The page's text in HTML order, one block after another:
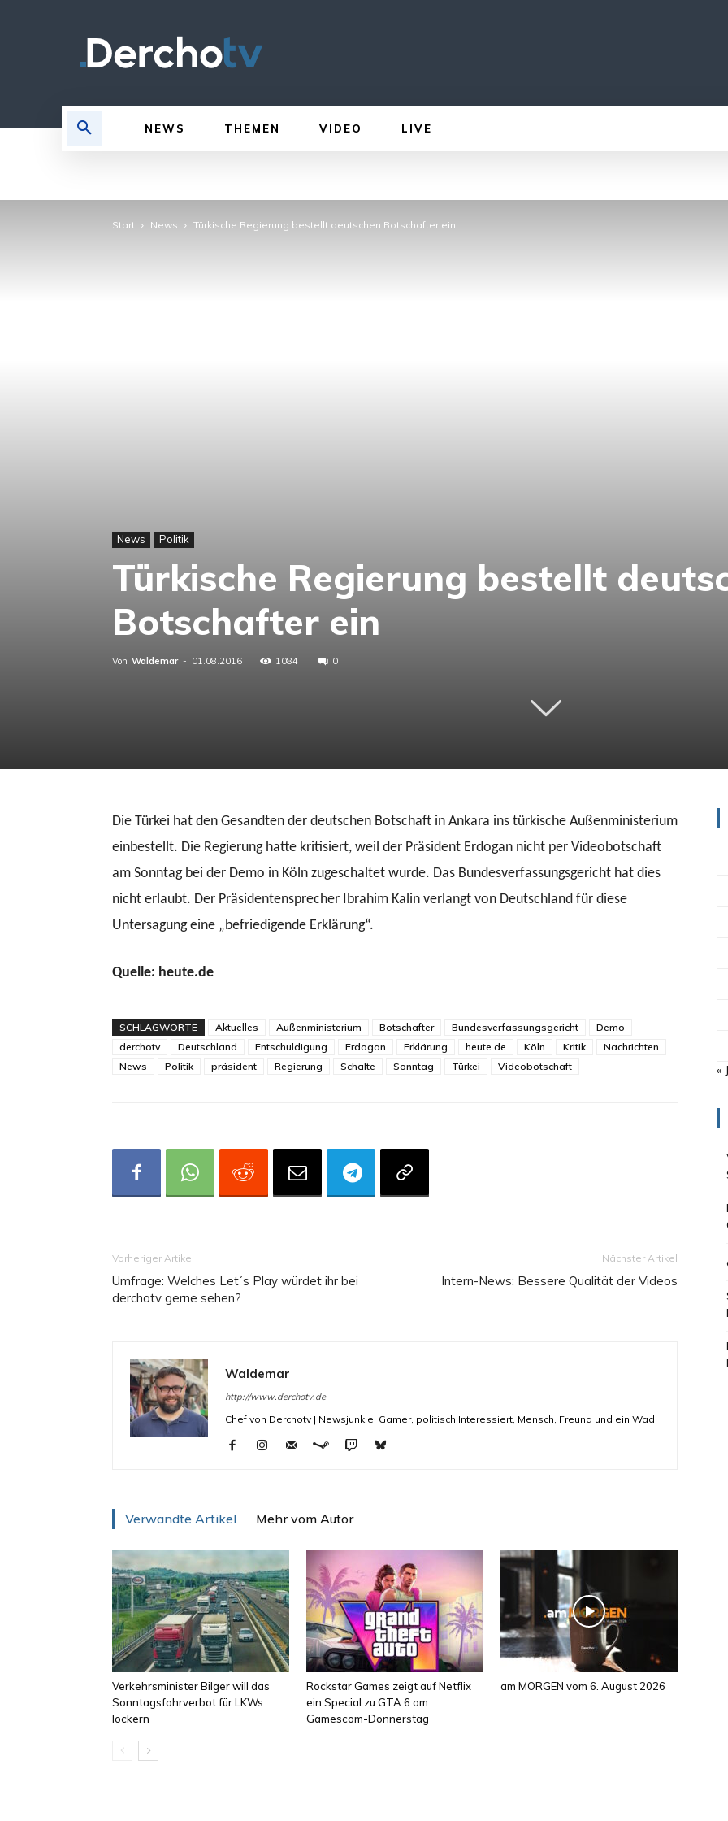
NEWS THEMEN VIDEO LIVE
Start News Türkische Regierung bestellt deutschen Botschafter ein
News Politik
Türkische Regierung bestellt
Botschafter ein
Von Waldemar - 01.08.2016 1084 0
Die Türkei hat den Gesandten der deutschen Botschaft in Ankara ins türkische Außenministerium
einbestellt. Die Regierung hatte kritisiert, weil der Präsident Erdogan nicht per Videobotschaft
am Sonntag bei der Demo in Köln zugeschaltet wurde. Das Bundesverfassungsgericht hat dies
nicht erlaubt. Der Präsidentensprecher Ibrahim Kalin verlangt von Deutschland für diese
Untersagung eine „befriedigende Erklärung“.
Quelle: heute.de
SCHLAGWORTE Aktuelles Außenministerium Botschafter Bundesverfassungsgericht
Demo
derchotv
Deutschland Entschuldigung Erdogan Erklärung heute.de Köln Kritik
Nachrichten
News
Politik präsident Regierung Schalte Sonntag Türkei Videobotschaft
Vorheriger Artikel
Umfrage: Welches Let´s Play würdet ihr bei
derchotv gerne sehen?
Nächster Artikel
Intern-News: Bessere Qualität der Videos
Waldemar
http://www.derchotv.de
Chef von Derchotv | Newsjunkie, Gamer, politisch Interessiert, Mensch, Freund und ein Wadi
Verwandte Artikel Mehr vom Autor
Verkehrsminister Bilger will das
Sonntagsfahrverbot für LKWs
lockern
Rockstar Games zeigt auf Netflix
ein Special zu GTA 6 am
Gamescom-Donnerstag
am MORGEN vom 6. August 2026
«